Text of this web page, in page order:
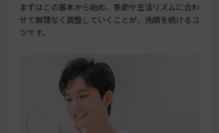
まずはこの基本から始め、季節や生活リズムに合わ
せて無理なく調整していくことが、洗顔を続けるコ
ツです。